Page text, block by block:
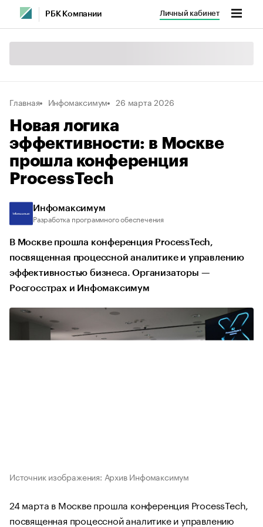
РБК Компании Личный кабинет
Главная Инфомаксимум 26 марта 2026
Новая логика
эффективности: в Москве
прошла конференция
ProcessTech
Инфомаксимум
Разработка программного обеспечения
В Москве прошла конференция ProcessTech,
посвященная процессной аналитике и управлению
эффективностью бизнеса. Организаторы —
Росгосстрах и Инфомаксимум
Источник изображения: Архив Инфомаксимум
24 марта в Москве прошла конференция ProcessTech,
посвященная процессной аналитике и управлению